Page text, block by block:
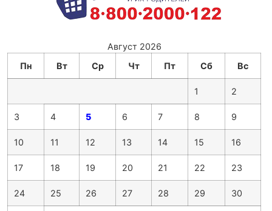
Август 2026
Пн
Вт Ср Чт Пт Сб Вс
1 2
3 4 5 6 7 8 9
10 11 12 13 14 15 16
17 18 19 20 21 22 23
24 25 26 27 28 29 30